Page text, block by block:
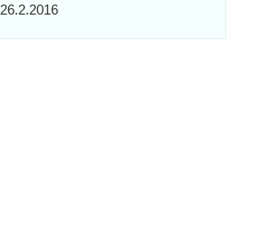
26.2.2016